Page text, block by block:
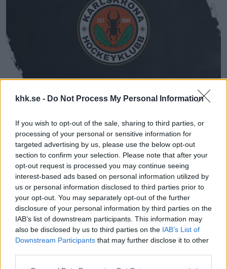
khk.se - Do Not Process My Personal Information
If you wish to opt-out of the sale, sharing to third parties, or
processing of your personal or sensitive information for
targeted advertising by us, please use the below opt-out
section to confirm your selection. Please note that after your
opt-out request is processed you may continue seeing
interest-based ads based on personal information utilized by
us or personal information disclosed to third parties prior to
your opt-out. You may separately opt-out of the further
disclosure of your personal information by third parties on the
IAB’s list of downstream participants. This information may
also be disclosed by us to third parties on the IAB’s List of
Downstream Participants that may further disclose it to other
Ungdomssektionen 2026-06-29
Affärsverken CUP 2026
KHK Summer Camp 2026 Publicerad 2026-06-25